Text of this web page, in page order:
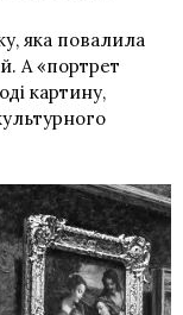
яка повалила
А «портрет
картину,